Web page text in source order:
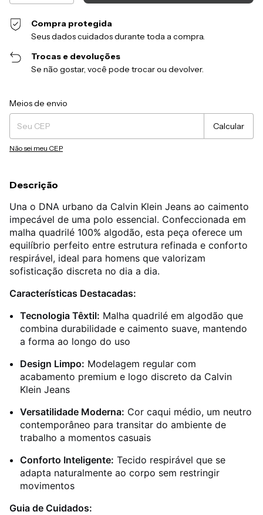
Compra protegida
Seus dados cuidados durante toda a compra.
Trocas e devoluções
Se não gostar, você pode trocar ou devolver.
Entregas para o CEP:
Meios de envio
Calcular
Não sei meu CEP
Descrição
Una o DNA urbano da Calvin Klein Jeans ao caimento
impecável de uma polo essencial. Confeccionada em
malha quadrilé 100% algodão, esta peça oferece um
equilíbrio perfeito entre estrutura refinada e conforto
respirável, ideal para homens que valorizam
sofisticação discreta no dia a dia.
Características Destacadas:
Tecnologia Têxtil: Malha quadrilé em algodão que
combina durabilidade e caimento suave, mantendo
a forma ao longo do uso
Design Limpo: Modelagem regular com
acabamento premium e logo discreto da Calvin
Klein Jeans
Versatilidade Moderna: Cor caqui médio, um neutro
contemporâneo para transitar do ambiente de
trabalho a momentos casuais
Conforto Inteligente: Tecido respirável que se
adapta naturalmente ao corpo sem restringir
movimentos
Guia de Cuidados: